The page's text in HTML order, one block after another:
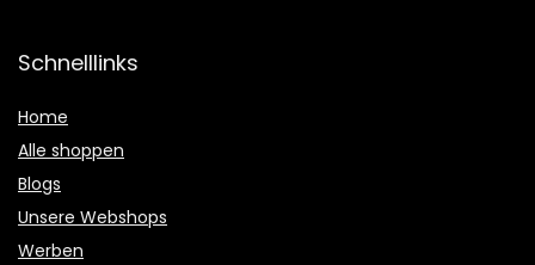
Schnelllinks
Home
Alle shoppen
Blogs
Unsere Webshops
Werben